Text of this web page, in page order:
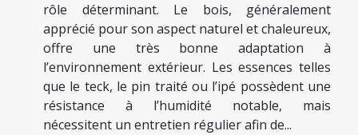
rôle déterminant. Le bois, généralement
apprécié pour son aspect naturel et chaleureux,
offre une très bonne adaptation à
l’environnement extérieur. Les essences telles
que le teck, le pin traité ou l’ipé possèdent une
résistance à l’humidité notable, mais
nécessitent un entretien régulier afin de...